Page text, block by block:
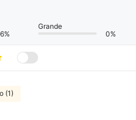
Grande
0%
(1)